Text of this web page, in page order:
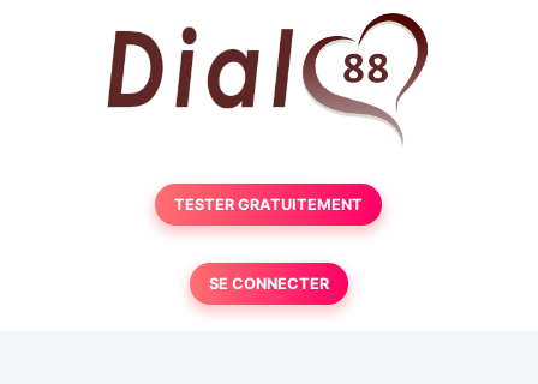
TESTER GRATUITEMENT
SE CONNECTER